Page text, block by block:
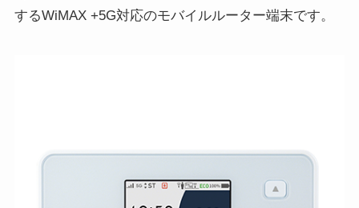
するWiMAX +5G対応のモバイルルーター端末です。